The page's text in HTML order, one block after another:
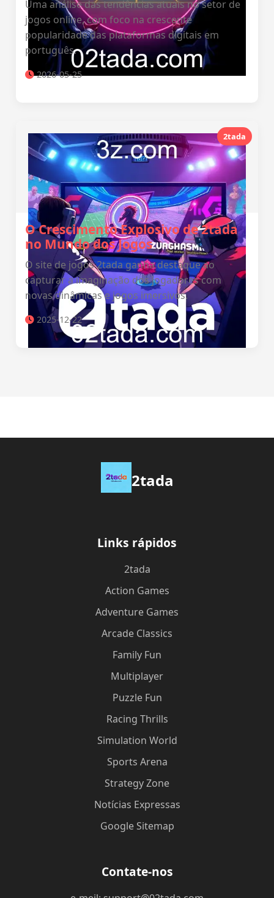
Uma análise das tendências atuais no setor de
jogos online, com foco na crescente
popularidade das plataformas digitais em
português.
2026-05-25
2tada
O Crescimento Explosivo de 2tada
no Mundo dos Jogos
O site de jogos 2tada ganha destaque ao
capturar a imaginação dos jogadores com
novas dinâmicas e jogos imersivos.
2025-12-22
2tada
Links rápidos
2tada
Action Games
Adventure Games
Arcade Classics
Family Fun
Multiplayer
Puzzle Fun
Racing Thrills
Simulation World
Sports Arena
Strategy Zone
Notícias Expressas
Google Sitemap
Contate-nos